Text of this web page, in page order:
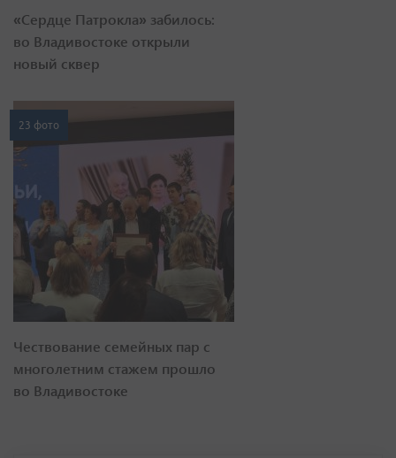
«Сердце Патрокла» забилось:
во Владивостоке открыли
новый сквер
23 фото
Чествование семейных пар с
многолетним стажем прошло
во Владивостоке